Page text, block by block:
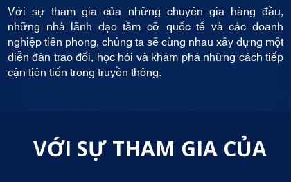
Với sự tham gia của những chuyên gia hàng đầu,
những nhà lãnh đạo tầm cỡ quốc tế và các doanh
nghiệp tiên phong, chúng ta sẽ cùng nhau xây dựng một
diễn đàn trao đổi, học hỏi và khám phá những cách tiếp
cận tiên tiến trong truyền thông.
VỚI SỰ THAM GIA CỦA